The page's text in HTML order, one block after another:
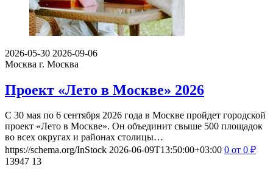
2026-05-30 2026-09-06
Москва г. Москва
Проект «Лето в Москве» 2026
С 30 мая по 6 сентября 2026 года в Москве пройдет городской
проект «Лето в Москве». Он объединит свыше 500 площадок
во всех округах и районах столицы…
https://schema.org/InStock 2026-06-09T13:50:00+03:00 0 от 0 ₽
13947 13